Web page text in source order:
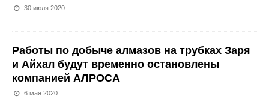
30 июля 2020
Работы по добыче алмазов на трубках Заря
и Айхал будут временно остановлены
компанией АЛРОСА
6 мая 2020